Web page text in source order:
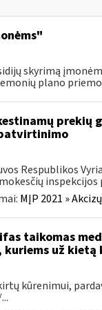
skyrimą
plano
prekių
Respublikos
inspekcijos
MĮP 2021 »
taikomas
kuriems už kietą
kūrenimui,